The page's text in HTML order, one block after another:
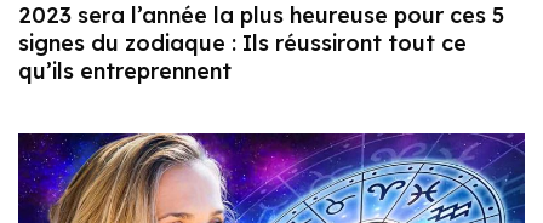
2023 sera l’année la plus heureuse pour ces 5
signes du zodiaque : Ils réussiront tout ce
qu’ils entreprennent